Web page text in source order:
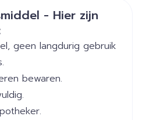
- Hier zijn
geen langdurig gebruik
bewaren.